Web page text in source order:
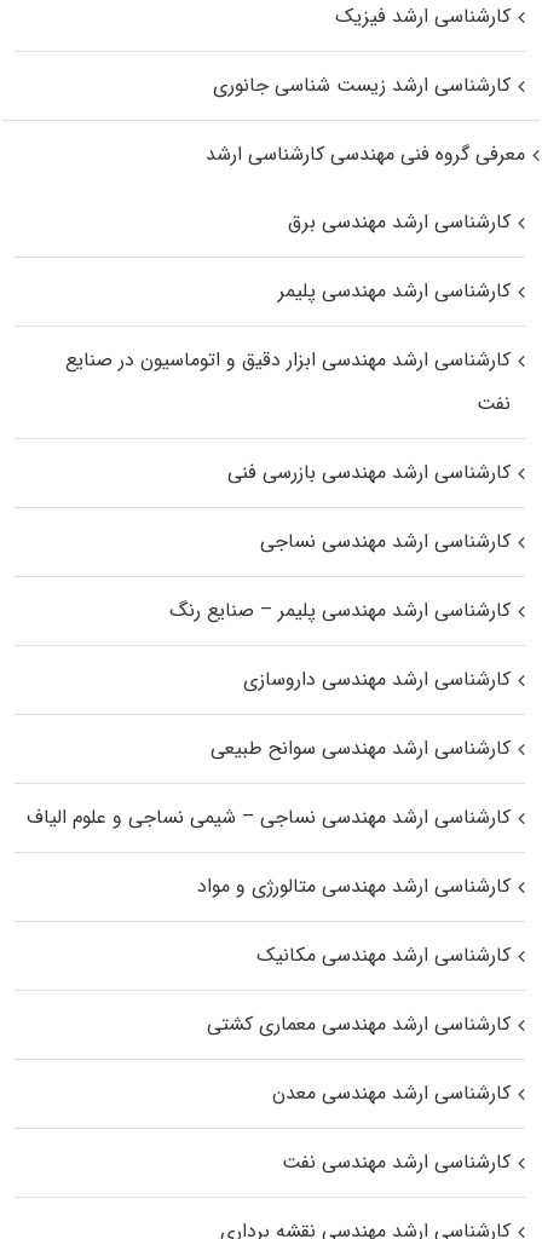
کارشناسی ارشد فیزیک
کارشناسی ارشد زیست‌ شناسی جانوری
معرفی گروه فنی مهندسی کارشناسی ارشد
کارشناسی ارشد مهندسی برق
کارشناسی ارشد مهندسی پلیمر
کارشناسی ارشد مهندسی ابزار دقیق و اتوماسیون در صنایع
نفت
کارشناسی ارشد مهندسی بازرسی فنی
کارشناسی ارشد مهندسی نساجی
کارشناسی ارشد مهندسی پلیمر – صنایع رنگ
کارشناسی ارشد مهندسی داروسازی
کارشناسی ارشد مهندسی سوانح طبیعی
کارشناسی ارشد مهندسی نساجی – شیمی نساجی و علوم الیاف
کارشناسی ارشد مهندسی متالورژی و مواد
کارشناسی ارشد مهندسی مکانیک
کارشناسی ارشد مهندسی معماری کشتی
کارشناسی ارشد مهندسی معدن
کارشناسی ارشد مهندسی نفت
کارشناسی ارشد مهندسی نقشه برداری